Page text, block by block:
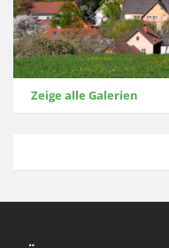
Zeige alle Galerien